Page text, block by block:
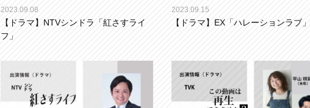
2023.09.08
【ドラマ】NTVシンドラ「紅さすライ
フ」
2023.09.15
【ドラマ】EX「ハレーションラブ」